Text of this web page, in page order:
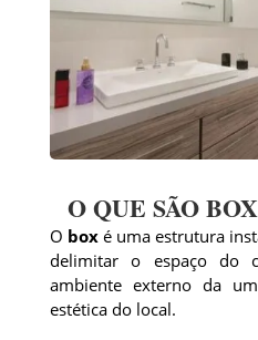
O QUE SÃO
O boxé uma estrutura
delimitar o espaço do
ambiente externo da
estética do local.